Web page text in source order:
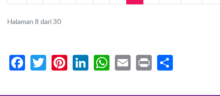
Halaman 8 dari 30
Facebook
Twitter
Pinterest
LinkedIn
WhatsApp
Email
Print